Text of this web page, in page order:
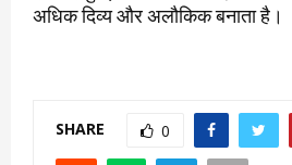
अधिक दिव्य और अलौकिक बनाता है।
SHARE 0